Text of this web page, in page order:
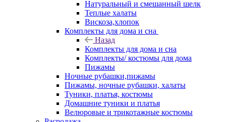
Натуральный и смешанный шелк
Теплые халаты
Вискоза,хлопок
Комплекты для дома и сна
Назад
Комплекты для дома и сна
Комплекты/ костюмы для дома
Пижамы
Ночные рубашки,пижамы
Пижамы, ночные рубашки, халаты
Туники, платья, костюмы
Домашние туники и платья
Велюровые и трикотажные костюмы